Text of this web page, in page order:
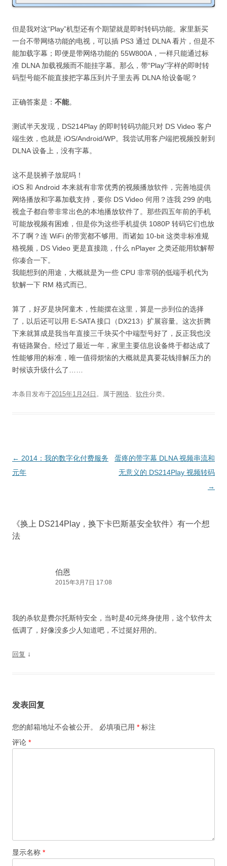
但是我对这“Play”机型还有个期望就是即时转码功能。家里新买
一台不带网络功能的电视，可以插 PS3 通过 DLNA 看片，但是不
能加载字幕；即便是带网络功能的 55W800A，一样只能通过标
准 DLNA 加载视频而不能挂字幕。那么，带“Play”字样的即时转
码型号能不能直接把字幕压到片子里去再 DLNA 给设备呢？
正确答案是： 不能。
测试半天发现，DS214Play 的即时转码功能只对 DS Video 客户
端生效，也就是 iOS/Android/WP。我尝试用客户端把视频投射到
DLNA 设备上，没有字幕。
这不是脱裤子放屁吗！
iOS 和 Android 本来就有非常优秀的视频播放软件，完善地提供
网络播放和字幕加载支持，要你 DS Video 何用？连我 299 的电
视盒子都自带非常出色的本地播放软件了。那些四五年前的手机
可能放视频有困难，但是你为这些手机提供 1080P 转码它们也放
不了啊？连 WiFi 的带宽都不够用。而诸如 10-bit 这类非标准规
格视频，DS Video 更是直接跪，什么 nPlayer 之类还能用软解帮
你凑合一下。
我能想到的用途，大概就是为一些 CPU 非常弱的低端手机代为
软解一下 RM 格式而已。
算了，好歹是块阿童木，性能摆在这里，算是一步到位的选择
了，以后还可以用 E-SATA 接口（DX213）扩展容量。这次折腾
下来就算成是我当年直接三千块买个中端型号好了，反正我也没
有链路聚合。经过了最近一年，家里主要信息设备终于都达成了
性能够用的标准，唯一值得烦恼的大概就是真要花钱排解压力的
时候该升级什么了……
本条目发布于2015年1月24日 。属于网络、 软件分类。
文
章
← 2014：我的数字化付费服务
元年
蛋疼的带字幕 DLNA 视频串流和
无意义的 DS214Play 视频转码
→
《换上 DS214Play，换下卡巴斯基安全软件》有一个想
法
伯恩
2015年3月7日 17:08
我的杀软是费尔托斯特安全，当时是40元终身使用，这个软件太
低调了，好像没多少人知道吧，不过挺好用的。
回复 ↓
发表回复
您的邮箱地址不会被公开。 必填项已用 * 标注
评论 *
显示名称 *